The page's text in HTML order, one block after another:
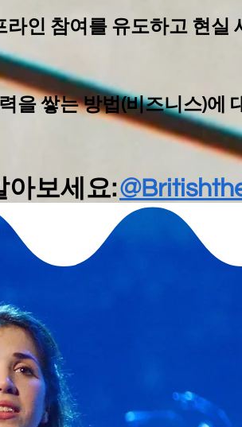
인 참여를 유도하고 현실
을 쌓는 방법(비즈니스)에
아보세요: